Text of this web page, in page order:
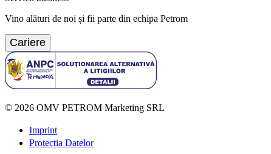
Vino alături de noi și fii parte din echipa Petrom
Cariere
© 2026 OMV PETROM Marketing SRL
Imprint
Protecția Datelor